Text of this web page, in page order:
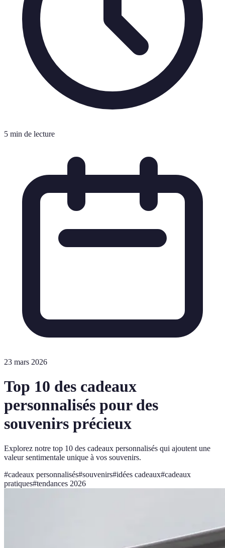
5 min de lecture
23 mars 2026
Top 10 des cadeaux
personnalisés pour des
souvenirs précieux
Explorez notre top 10 des cadeaux personnalisés qui ajoutent une
valeur sentimentale unique à vos souvenirs.
#cadeaux personnalisés#souvenirs#idées cadeaux#cadeaux
pratiques#tendances 2026